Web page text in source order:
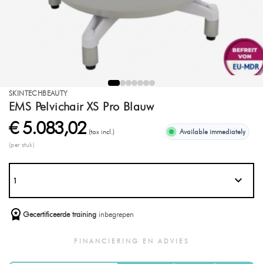
SKINTECHBEAUTY
EMS Pelvichair XS Pro Blauw
€ 5.083,02 (tax incl.)
(per stuk)
Available immediately
Gecertificeerde training inbegrepen
FINANCIERING EN ADVIES